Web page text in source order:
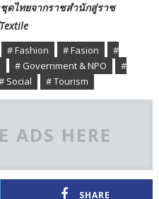
ดไทยจากราชสำนักสู่ราช
# Fashion # Fasion
#
# Government & NPO
#
Social # Tourism
ADS HERE
SHARE